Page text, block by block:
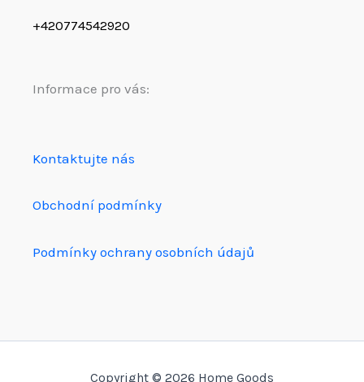
+420774542920
Informace pro vás:
Kontaktujte nás
Obchodní podmínky
Podmínky ochrany osobních údajů
Copyright © 2026 Home Goods